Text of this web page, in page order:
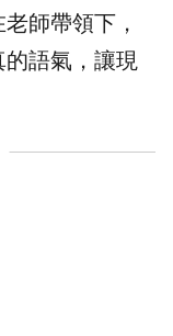
師帶領下，
語氣，讓現